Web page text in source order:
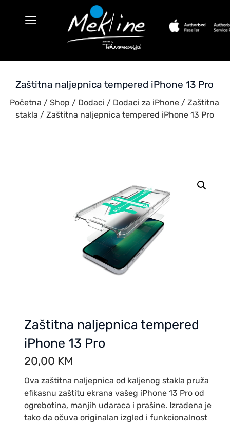
Zaštitna naljepnica tempered iPhone 13 Pro
Početna / Shop / Dodaci / Dodaci za iPhone / Zaštitna
stakla / Zaštitna naljepnica tempered iPhone 13 Pro
Zaštitna naljepnica tempered
iPhone 13 Pro
20,00 KM
Ova zaštitna naljepnica od kaljenog stakla pruža
efikasnu zaštitu ekrana vašeg iPhone 13 Pro od
ogrebotina, manjih udaraca i prašine. Izrađena je
tako da očuva originalan izgled i funkcionalnost